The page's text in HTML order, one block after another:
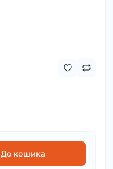
До кошика